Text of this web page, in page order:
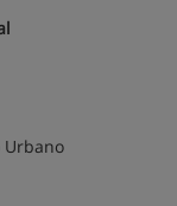
Urbano